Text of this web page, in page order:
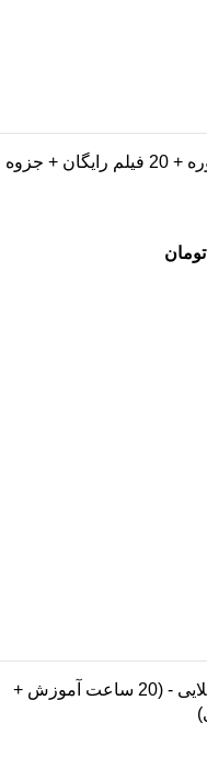
آموزش کاخن [10 ساعت دوره + 20 فیلم رایگان + جزوه
تومان
آموزش تنبک و دف - پکیج طلایی - (20 ساعت آموزش +